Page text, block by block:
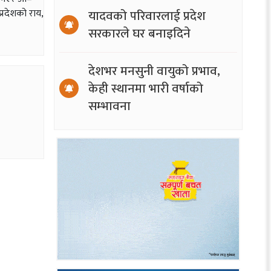
राय,
यादवको परिवारलाई प्रदेश
सरकारले घर बनाइदिने
देशभर मनसुनी वायुको प्रभाव,
केही स्थानमा भारी वर्षाको
सम्भावना